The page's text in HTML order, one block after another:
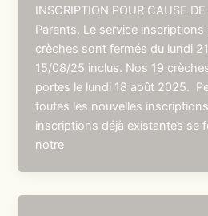
INSCRIPTION POUR CAUSE
Parents, Le service inscriptions
crèches sont fermés du lundi
15/08/25 inclus. Nos 19
portes le lundi 18 août 2025.
toutes les nouvelles
inscriptions déjà existantes se
notre